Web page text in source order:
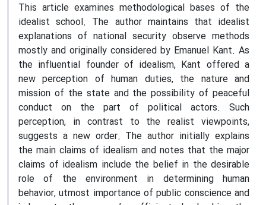
This article examines methodological bases of the
idealist school. The author maintains that idealist
explanations of national security observe methods
mostly and originally considered by Emanuel Kant. As
the influential founder of idealism, Kant offered a
new perception of human duties, the nature and
mission of the state and the possibility of peaceful
conduct on the part of political actors. Such
perception, in contrast to the realist viewpoints,
suggests a new order. The author initially explains
the main claims of idealism and notes that the major
claims of idealism include the belief in the desirable
role of the environment in determining human
behavior, utmost importance of public conscience and